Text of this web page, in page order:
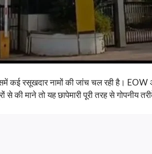
कई रसूखदार नामों की जांच चल रही है।
माने तो यह छापेमारी पूरी तरह से गोपनीय